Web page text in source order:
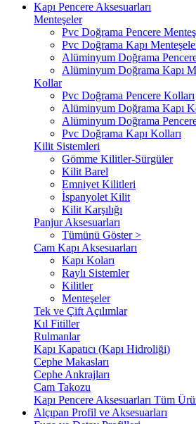
Kapı Pencere Aksesuarları
Menteşeler
Pvc Doğrama Pencere
Pvc Doğrama Kapı
Alüminyum Doğrama
Alüminyum Doğrama Kapı
Kollar
Pvc Doğrama Pencere Kolları
Alüminyum Doğrama Kapı
Alüminyum Doğrama
Pvc Doğrama Kapı Kolları
Kilit Sistemleri
Gömme Kilitler-Sürgüler
Kilit Barel
Emniyet Kilitleri
İspanyolet Kilit
Kilit Karşılığı
Panjur Aksesuarları
Tümünü Göster >
Cam Kapı Aksesuarları
Kapı Koları
Raylı Sistemler
Kilitler
Menteşeler
Tek ve Çift Açılımlar
Kıl Fitiller
Rulmanlar
Kapı Kapatıcı (Kapı Hidroliği)
Cephe Makasları
Cephe Ankrajları
Cam Takozu
Kapı Pencere Aksesuarları Tüm
Alçıpan Profil ve Aksesuarları